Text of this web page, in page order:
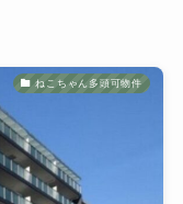
ねこちゃん多頭可物件